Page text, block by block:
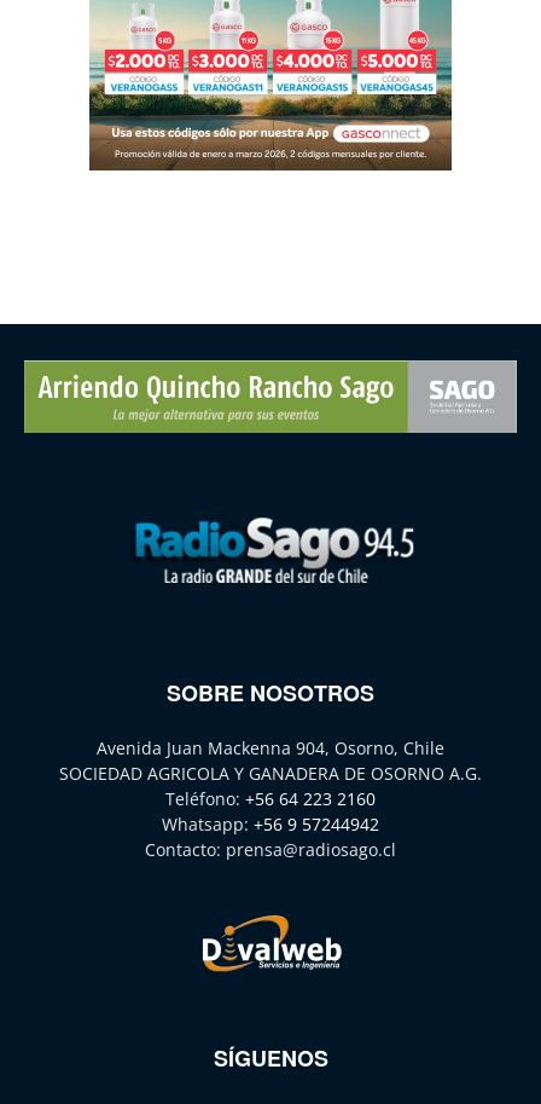
SOBRE NOSOTROS
Avenida Juan Mackenna 904, Osorno, Chile
SOCIEDAD AGRICOLA Y GANADERA DE OSORNO A.G.
Teléfono: +56 64 223 2160
Whatsapp: +56 9 57244942
Contacto: prensa@radiosago.cl
SÍGUENOS